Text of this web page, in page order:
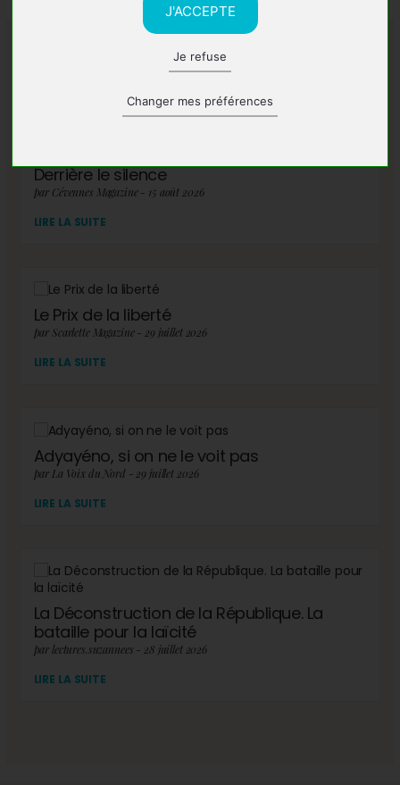
J'ACCEPTE
Je refuse
Changer mes préférences
A lire également
Derrière le silence
par Cévennes Magazine - 15 août 2026
LIRE LA SUITE
Le Prix de la liberté
par Scarlette Magazine - 29 juillet 2026
LIRE LA SUITE
Adyayéno, si on ne le voit pas
par La Voix du Nord - 29 juillet 2026
LIRE LA SUITE
La Déconstruction de la République. La
bataille pour la laïcité
par lectures.suzannees - 28 juillet 2026
LIRE LA SUITE